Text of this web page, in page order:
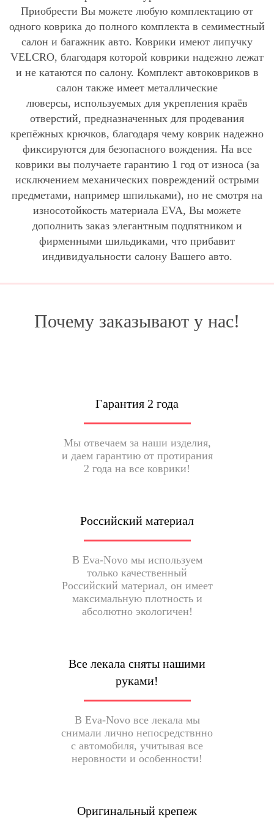
Приобрести Вы можете любую комплектацию от
одного коврика до полного комплекта в семиместный
салон и багажник авто. Коврики имеют липучку
VELCRO, благодаря которой коврики надежно лежат
и не катаются по салону. Комплект автоковриков в
салон также имеет металлические
люверсы, используемых для укрепления краёв
отверстий, предназначенных для продевания
крепёжных крючков, благодаря чему коврик надежно
фиксируются для безопасного вождения. На все
коврики вы получаете гарантию 1 год от износа (за
исключением механических повреждений острыми
предметами, например шпильками), но не смотря на
износотойкость материала EVA, Вы можете
дополнить заказ элегантным подпятником и
фирменными шильдиками, что прибавит
индивидуальности салону Вашего авто.
Почему заказывают у нас!
Гарантия 2 года
Мы отвечаем за наши изделия,
и даем гарантию от протирания
2 года на все коврики!
Российский материал
В Eva-Novo мы используем
только качественный
Российский материал, он имеет
максимальную плотность и
абсолютно экологичен!
Все лекала сняты нашими
руками!
В Eva-Novo все лекала мы
снимали лично непосредствнно
с автомобиля, учитывая все
неровности и особенности!
Оригинальный крепеж